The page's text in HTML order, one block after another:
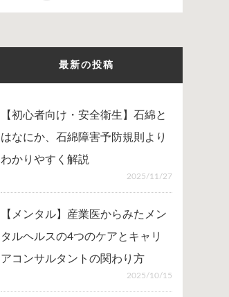
最新の投稿
【初心者向け・安全衛生】石綿と
はなにか、石綿障害予防規則より
わかりやすく解説
2025/11/27
【メンタル】産業医からみたメン
タルヘルスの4つのケアとキャリ
アコンサルタントの関わり方
2025/10/15